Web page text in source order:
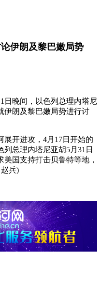
伊朗及黎巴嫩局势
晚间，以色列总理内塔尼
伊朗及黎巴嫩局势进行讨
开进攻，4月17日开始的
总理内塔尼亚胡5月31日
国支持打击贝鲁特等地，
兵)